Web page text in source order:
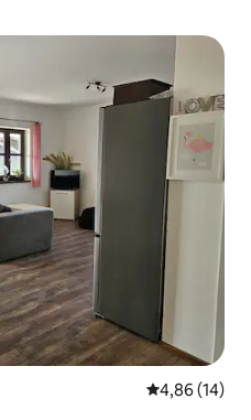
Évaluation
4,86 (14)